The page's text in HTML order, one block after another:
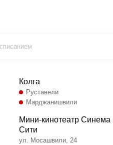
Колга
Руставели
Марджанишвили
Мини-кинотеатр Синема
Сити
ул. Мосашвили, 24